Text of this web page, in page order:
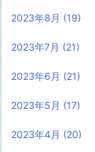
2023年8月 (19)
2023年7月 (21)
2023年6月 (21)
2023年5月 (17)
2023年4月 (20)